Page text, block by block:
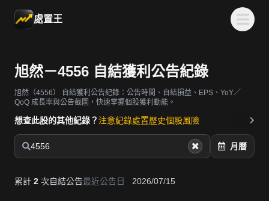
處置王
旭然－4556 自結獲利公告紀錄
旭然（4556）
自結獲利公告紀錄：公告時間、自結損益、EPS、YoY／
QoQ 成長率與公告截圖，快速掌握個股獲利動能。
想查此股的其他紀錄？ 注意紀錄處置歷史個股風險
4556 月曆
累計 2 次自結公告最近公告日 2026/07/15